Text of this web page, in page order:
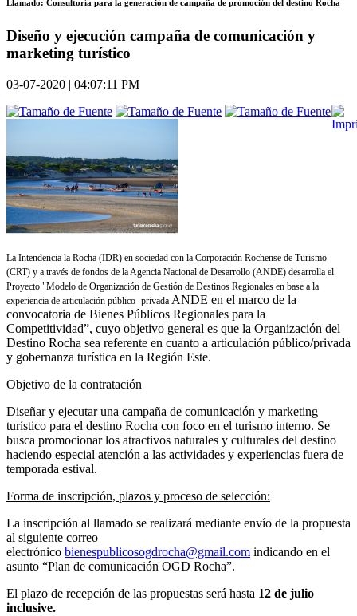
Llamado: Consultoría para la generación de campaña de promoción del destino Rocha
Diseño y ejecución campaña de comunicación y
marketing turístico
03-07-2020 | 04:07:11 PM
La Intendencia la Rocha (IDR) en sociedad con la Corporación Rochense de Turismo
(CRT) y a través de fondos de la Agencia Nacional de Desarrollo (ANDE) desarrolla el
Proyecto "Modelo de Organización de Gestión de Destinos Regionales en base a la
experiencia de articulación público- privada ANDE en el marco de la
convocatoria de Bienes Públicos Regionales para la
Competitividad”, cuyo objetivo general es que la Organización del
Destino Rocha sea referente en cuanto a articulación público/privada
y gobernanza turística en la Región Este.
Objetivo de la contratación
Diseñar y ejecutar una campaña de comunicación y marketing
turístico para el destino Rocha con foco en el turismo interno. Se
busca promocionar los atractivos naturales y culturales del destino
haciendo especial atención a las actividades y experiencias fuera de
temporada estival.
Forma de inscripción, plazos y proceso de selección:
La inscripción al llamado se realizará mediante envío de la propuesta
al siguiente correo
electrónico bienespublicosogdrocha@gmail.com indicando en el
asunto “Plan de comunicación OGD Rocha”.
El plazo de recepción de las propuestas será hasta 12 de julio
inclusive.